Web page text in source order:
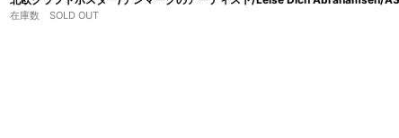
在庫数 SOLD OUT